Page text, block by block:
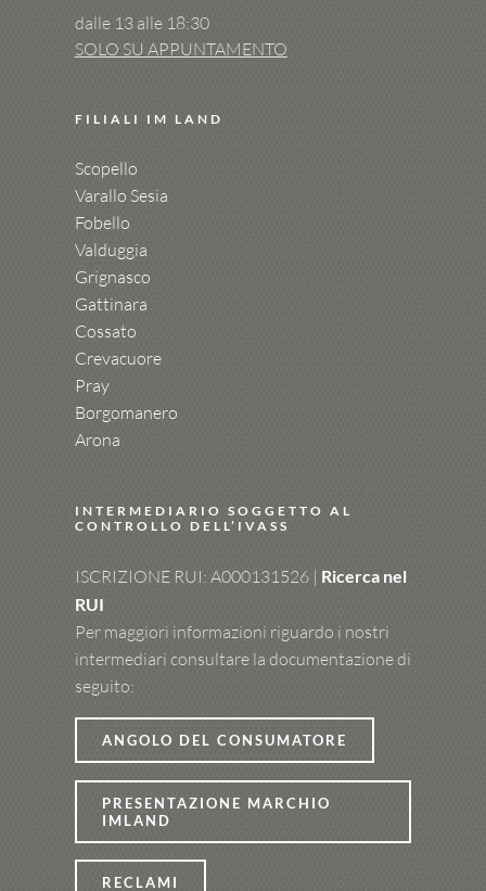
dalle 13 alle 18:30
SOLO SU APPUNTAMENTO
FILIALI IM LAND
Scopello
Varallo Sesia
Fobello
Valduggia
Grignasco
Gattinara
Cossato
Crevacuore
Pray
Borgomanero
Arona
INTERMEDIARIO SOGGETTO AL
CONTROLLO DELL’IVASS
ISCRIZIONE RUI: A000131526 | Ricerca nel
RUI
Per maggiori informazioni riguardo i nostri
intermediari consultare la documentazione di
seguito:
ANGOLO DEL CONSUMATORE
PRESENTAZIONE MARCHIO
IMLAND
RECLAMI